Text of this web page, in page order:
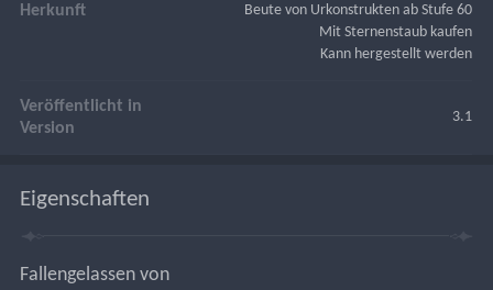
Herkunft
Beute von Urkonstrukten ab Stufe 60
Mit Sternenstaub kaufen
Kann hergestellt werden
Veröffentlicht in
Version
3.1
Eigenschaften
Fallengelassen von